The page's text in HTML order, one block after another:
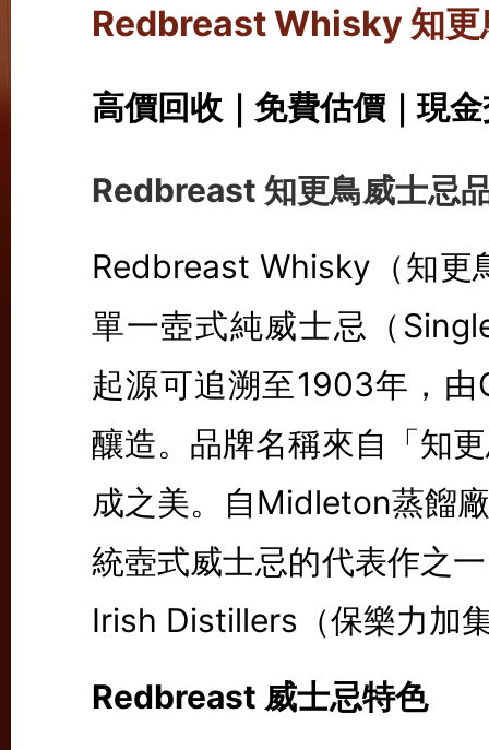
Redbreast Whisky 知更
高價回收｜免費估價｜現
Redbreast 知更鳥威士忌
Redbreast Whisky（知更
單一壺式純威士忌（
起源可追溯至1903年，
釀造。品牌名稱來自「知
成之美。自Midleton蒸餾
統壺式威士忌的代表作之
Irish Distillers（保樂力加
Redbreast 威士忌特色